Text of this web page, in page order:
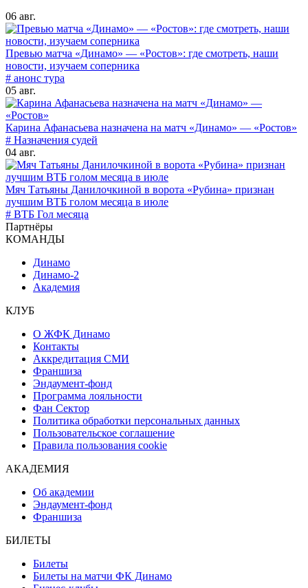
06 авг.
Превью матча «Динамо» — «Ростов»: где смотреть, наши
новости, изучаем соперника
# анонс тура
05 авг.
Карина Афанасьева назначена на матч «Динамо» — «Ростов»
# Назначения судей
04 авг.
Мяч Татьяны Данилочкиной в ворота «Рубина» признан
лучшим ВТБ голом месяца в июле
# ВТБ Гол месяца
Партнёры
КОМАНДЫ
Динамо
Динамо-2
Академия
КЛУБ
О ЖФК Динамо
Контакты
Аккредитация СМИ
Франшиза
Эндаумент-фонд
Программа лояльности
Фан Сектор
Политика обработки персональных данных
Пользовательское соглашение
Правила пользования cookie
АКАДЕМИЯ
Об академии
Эндаумент-фонд
Франшиза
БИЛЕТЫ
Билеты
Билеты на матчи ФК Динамо